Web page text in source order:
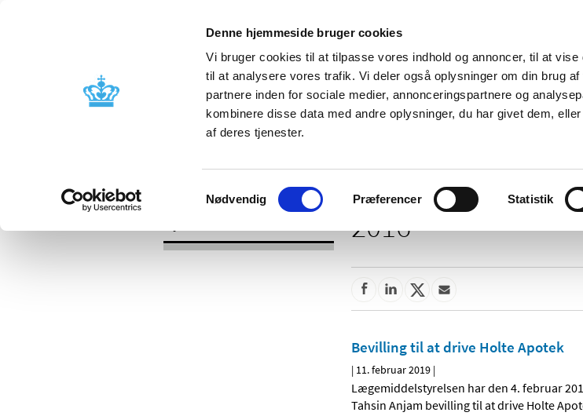
Denne hjemmeside bruger cookies
Vi bruger cookies til at tilpasse vores indhold og annoncer, til at
til at analysere vores trafik. Vi deler også oplysninger om din brug
partnere inden for sociale medier, annonceringspartnere og
kombinere disse data med andre oplysninger, du har givet dem,
af deres tjenester.
Samtykkevalg
Nødvendig Præferencer Statistik
Nyheder
Godkendelse og
Bivirkninger og
produktinformation
Tilskud og
2016
Bevilling til at drive Holte Apotek
| 11. februar 2019 |
Lægemiddelstyrelsen har den 4. februar
Tahsin Anjam bevilling til at drive Holte